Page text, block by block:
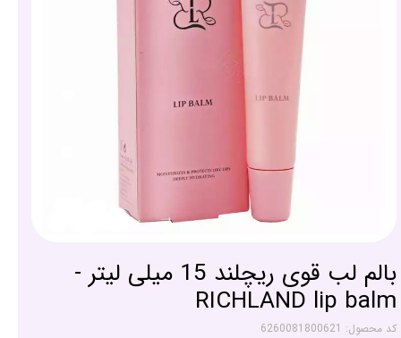
بالم لب قوی ریچلند 15 میلی لیتر -
RICHLAND lip balm
کد محصول: 6260081800621